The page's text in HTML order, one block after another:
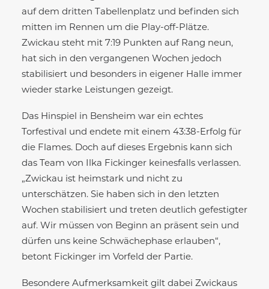
auf dem dritten Tabellenplatz und befinden sich
mitten im Rennen um die Play-off-Plätze.
Zwickau steht mit 7:19 Punkten auf Rang neun,
hat sich in den vergangenen Wochen jedoch
stabilisiert und besonders in eigener Halle immer
wieder starke Leistungen gezeigt.
Das Hinspiel in Bensheim war ein echtes
Torfestival und endete mit einem 43:38-Erfolg für
die Flames. Doch auf dieses Ergebnis kann sich
das Team von Ilka Fickinger keinesfalls verlassen.
„Zwickau ist heimstark und nicht zu
unterschätzen. Sie haben sich in den letzten
Wochen stabilisiert und treten deutlich gefestigter
auf. Wir müssen von Beginn an präsent sein und
dürfen uns keine Schwächephase erlauben“,
betont Fickinger im Vorfeld der Partie.
Besondere Aufmerksamkeit gilt dabei Zwickaus